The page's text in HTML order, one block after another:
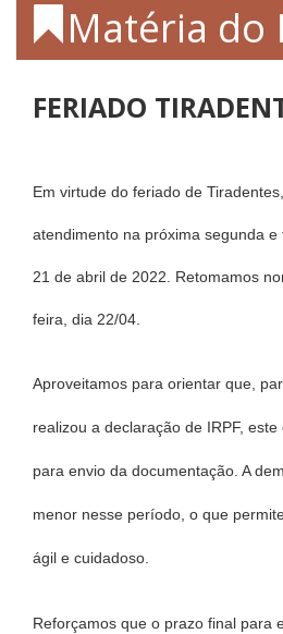
Matéria do
FERIADO
Em virtude do feriado de
atendimento na próxima segunda
21 de abril de 2022. Retomamos
feira, dia 22/04.
Aproveitamos para orientar que,
realizou a declaração de IRPF,
para envio da documentação. A
menor nesse período, o que
ágil e cuidadoso.
Reforçamos que o prazo final para